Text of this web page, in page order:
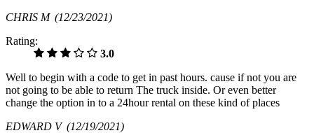
CHRIS M (12/23/2021)
Rating:
3.0
Well to begin with a code to get in past hours. cause if not you are
not going to be able to return The truck inside. Or even better
change the option in to a 24hour rental on these kind of places
EDWARD V (12/19/2021)